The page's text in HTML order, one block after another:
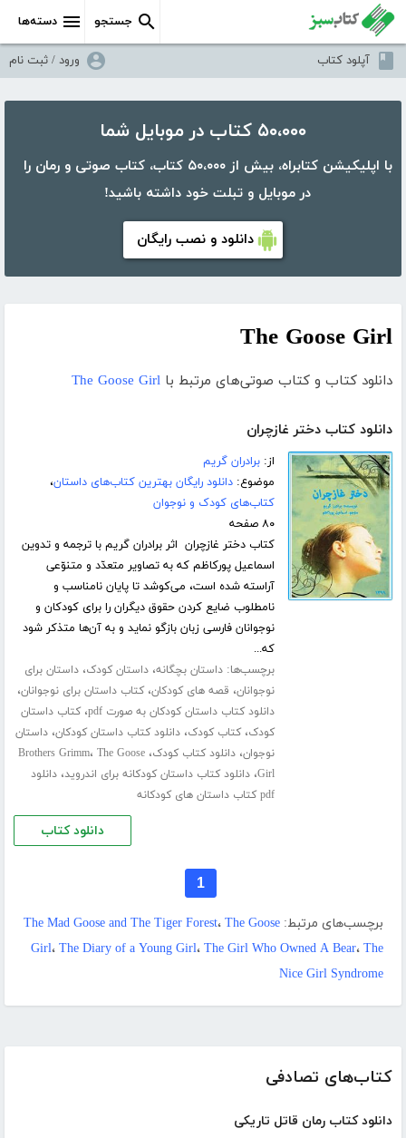
دسته‌ها جستجو
آپلود کتاب ورود / ثبت نام
۵۰،۰۰۰ کتاب در موبایل شما
با اپلیکیشن کتابراه، بیش از ۵۰،۰۰۰ کتاب، کتاب صوتی و رمان را
در موبایل و تبلت خود داشته باشید!
دانلود و نصب رایگان
کتاب‌های تصادفی
دانلود کتاب رمان قاتل تاریکی
The Goose Girl
دانلود کتاب و کتاب صوتی‌های مرتبط با The Goose Girl
دانلود کتاب دختر غازچران
از:برادران گریم
موضوع:دانلود رایگان بهترین کتاب‌های داستان،
کتاب‌های کودک و نوجوان
۸۰ صفحه
کتاب دختر غازچران اثر برادران گریم با ترجمه و تدوین
اسماعیل پورکاظم که به تصاویر متعدّد و متنوّعی
آراسته شده است، می‌کوشد تا پایان نامناسب و
نامطلوب ضایع کردن حقوق دیگران را برای کودکان و
نوجوانان فارسی زبان بازگو نماید و به آن‌ها متذکر شود
که...
برچسب‌ها:داستان بچگانه،داستان کودک،داستان برای
نوجوانان، قصه های کودکان،کتاب داستان برای نوجوانان،
دانلود کتاب داستان کودکان به صورت pdf ،کتاب داستان
کودک،کتاب کودک،دانلود کتاب داستان کودکان،داستان
نوجوان،دانلود کتاب کودک، Brothers Grimm، The Goose
Girl،دانلود کتاب داستان کودکانه برای اندروید،دانلود
pdf کتاب داستان های کودکانه
دانلود کتاب
1
برچسب‌های مرتبط: The Mad Goose and The Tiger Forest، The Goose
Girl، The Diary of a Young Girl، The Girl Who Owned A Bear، The
Nice Girl Syndrome